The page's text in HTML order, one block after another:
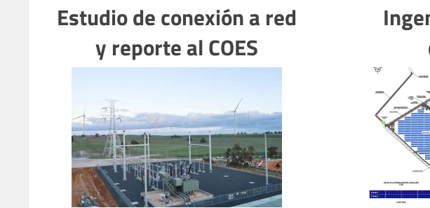
Estudio de conexión a red
y reporte al COES